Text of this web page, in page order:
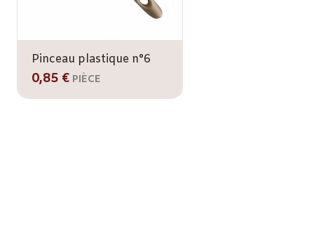
Pinceau plastique n°6
0,85 € PIÈCE